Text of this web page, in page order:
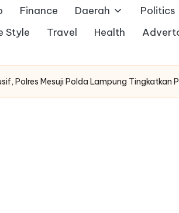
Finance Daerah
Politics
Style Travel Health
Polres Mesuji Polda Lampung Tingkatkan